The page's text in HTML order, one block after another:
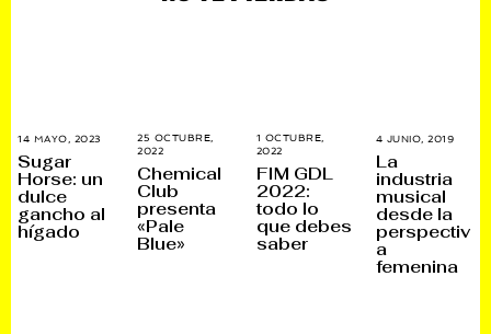
14 MAYO, 2023
N
,
Sugar
Horse: un
dulce
gancho al
hígado
25 OCTUBRE,
2022
E
N
E
R
O
,
Chemical
Club
presenta
«Pale
Blue»
1 OCTUBRE,
2022
N
O
V
I
E
M
FIM GDL
2022:
todo lo
que debes
saber
4 JUNIO, 2019
M
E
La
industria
musical
desde la
perspectiv
a
femenina